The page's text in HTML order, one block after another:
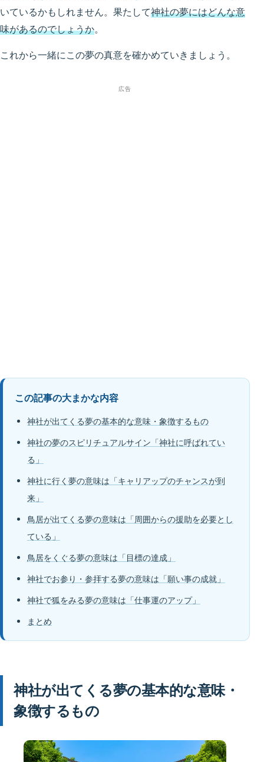
いているかもしれません。果たして神社の夢にはどんな意
味があるのでしょうか。
これから一緒にこの夢の真意を確かめていきましょう。
広告
この記事の大まかな内容
神社が出てくる夢の基本的な意味・象徴するもの
神社の夢のスピリチュアルサイン「神社に呼ばれてい
る」
神社に行く夢の意味は「キャリアップのチャンスが到
来」
鳥居が出てくる夢の意味は「周囲からの援助を必要とし
ている」
鳥居をくぐる夢の意味は「目標の達成」
神社でお参り・参拝する夢の意味は「願い事の成就」
神社で狐をみる夢の意味は「仕事運のアップ」
まとめ
神社が出てくる夢の基本的な意味・
象徴するもの